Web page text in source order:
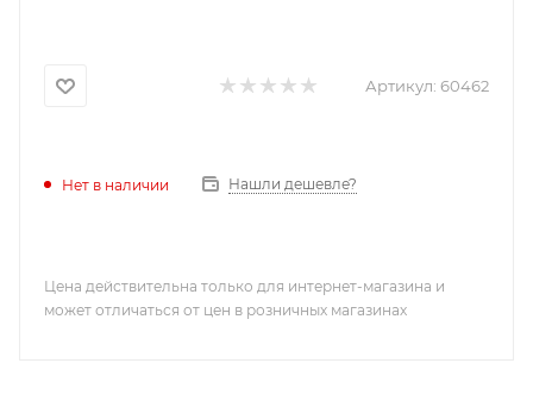
Артикул: 60462
Нет в наличии Нашли дешевле?
Цена действительна только для интернет-магазина и
может отличаться от цен в розничных магазинах